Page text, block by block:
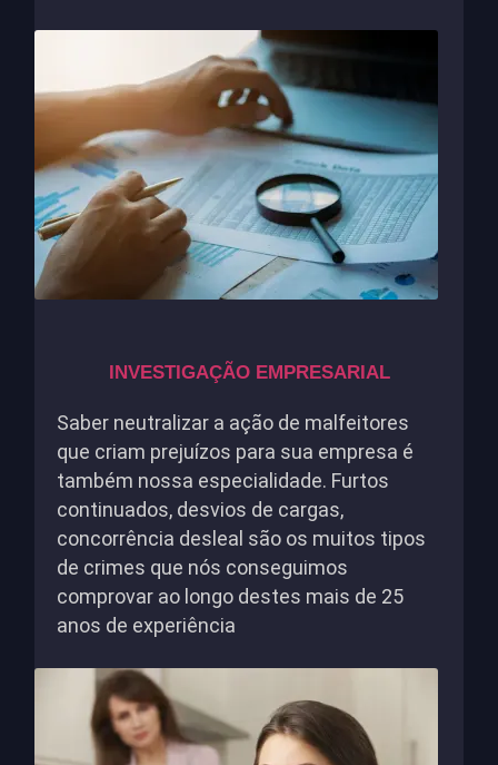
INVESTIGAÇÃO EMPRESARIAL
Saber neutralizar a ação de malfeitores
que criam prejuízos para sua empresa é
também nossa especialidade. Furtos
continuados, desvios de cargas,
concorrência desleal são os muitos tipos
de crimes que nós conseguimos
comprovar ao longo destes mais de 25
anos de experiência